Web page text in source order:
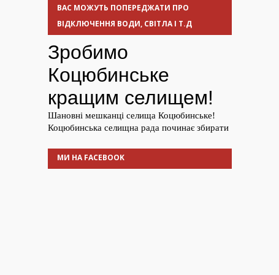
ВАС МОЖУТЬ ПОПЕРЕДЖАТИ ПРО
ВІДКЛЮЧЕННЯ ВОДИ, СВІТЛА І Т.Д
МИ НА FACEBOOK